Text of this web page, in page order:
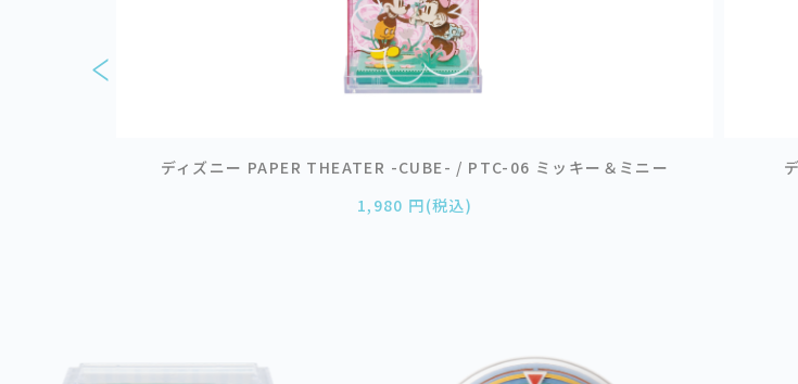
ディズニー PAPER THEATER -CUBE- / PTC-06 ミッキー＆ミニー
1,980 円(税込)